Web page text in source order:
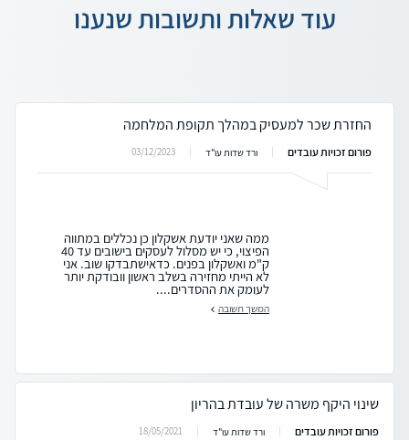
עוד שאלות ותשובות שנענו
החזרת שכר למעסיק במהלך תקופת המלחמה
פורום זכויות עובדים ורד שדות עו"ד 03/12/2023
ממה שאני יודעת אשקלון כן נכללים במתווה
הפיצוי, כי יש מסלול לעסקים בישובים עד 40
ק"מ ואשקלון בפנים. כדאישתבדקו שוב. אני
לא הייתי מחזירה בשלב ראשון וובודקת יותר
לעומק את ההסדרים....
המשך תשובה
שינוי היקף משרה של עובדת בהריון
פורום זכויות עובדים ורד שדות עו"ד 18/05/2021